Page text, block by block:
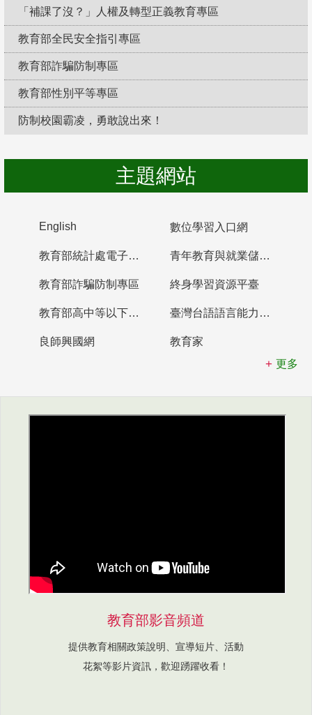
「補課了沒？」人權及轉型正義教育專區
教育部全民安全指引專區
教育部詐騙防制專區
教育部性別平等專區
防制校園霸凌，勇敢說出來！
主題網站
English 數位學習入口網
教育部統計處電子書櫃 青年教育與就業儲蓄帳戶
教育部詐騙防制專區 終身學習資源平臺
教育部高中等以下學校及幼兒園教師資格檢定考試 臺灣台語語言能力認證網站
良師興國網
教育家
更多
教育部影音頻道
提供教育相關政策說明、宣導短片、活動
花絮等影片資訊，歡迎踴躍收看！